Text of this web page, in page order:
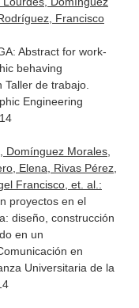
Francisco
Abstract for work-
behaving
de trabajo.
Engineering
Domínguez Morales,
Elena, Rivas Pérez,
Francisco, et. al.:
proyectos en el
diseño, construcción
en un
en
Universitaria de la